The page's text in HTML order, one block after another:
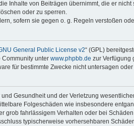
Inhalte von Beiträgen übernimmt, die er
oder zu sperren.
sofern sie gegen o. g. Regeln verstoßen
General Public License v2“ (GPL)
unter www.phpbb.de zur Verfügung
für bestimmte Zwecke nicht untersagen
Gesundheit und der Verletzung
Folgeschäden wie insbesondere
grob fahrlässigem Verhalten oder bei
typischerweise vorhersehbaren